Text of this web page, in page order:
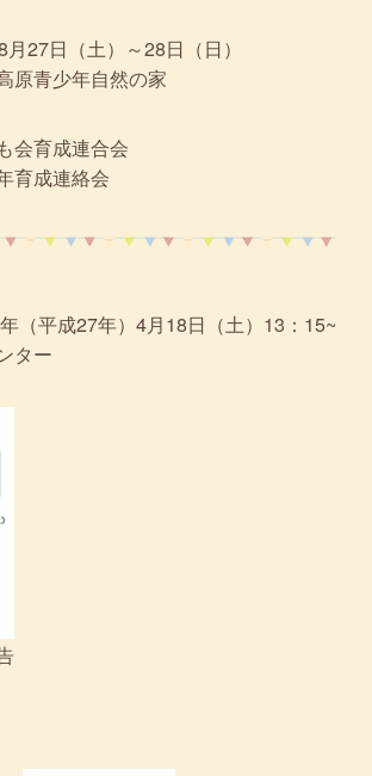
27日（土）～28日（日）
原青少年自然の家
会育成連合会
成連絡会
（平成27年）4月18日（土）13：15~
ター